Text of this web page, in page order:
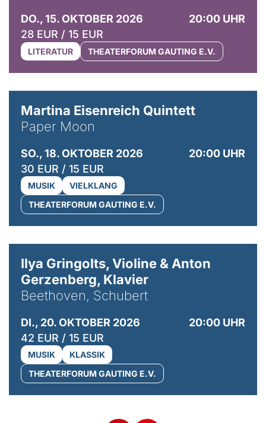
DO., 15. OKTOBER 2026
20:00 UHR
28 EUR / 15 EUR
LITERATUR THEATERFORUM GAUTING E.V.
Martina Eisenreich Quintett
Paper Moon
SO., 18. OKTOBER 2026
20:00 UHR
30 EUR / 15 EUR
MUSIK
VIELKLANG
THEATERFORUM GAUTING E.V.
Ilya Gringolts, Violine & Anton
Gerzenberg, Klavier
Beethoven, Schubert
DI., 20. OKTOBER 2026
20:00 UHR
42 EUR / 15 EUR
MUSIK
KLASSIK
THEATERFORUM GAUTING E.V.